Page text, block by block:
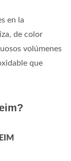
en la
de color
volúmenes
que